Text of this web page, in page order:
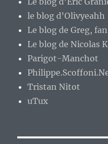
le blog d'Olivyeahh
Le blog de Greg,
Le blog de Nicolas
Parigot-Manchot
Tristan Nitot
uTux